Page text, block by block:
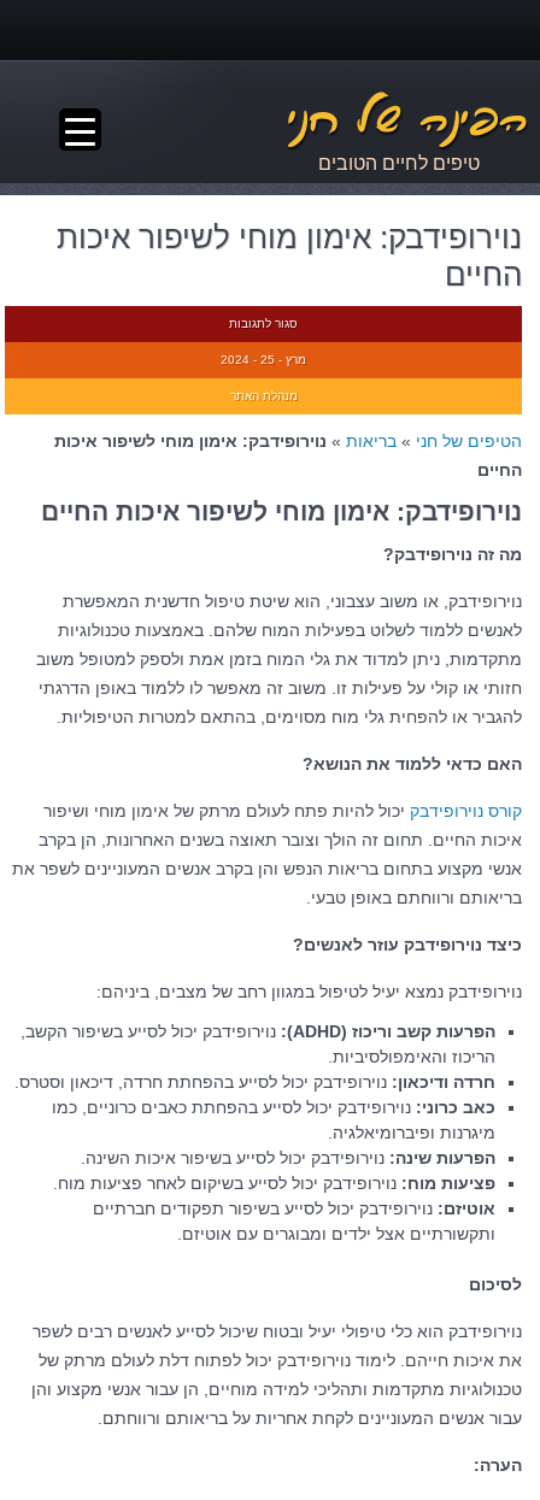
טיפים לחיים הטובים
נוירופידבק: אימון מוחי לשיפור איכות
החיים
סגור לתגובות
מרץ - 25 - 2024
מנהלת האתר
הטיפים של חני » בריאות » נוירופידבק: אימון מוחי לשיפור איכות
החיים
נוירופידבק: אימון מוחי לשיפור איכות החיים
מה זה נוירופידבק?
נוירופידבק, או משוב עצבוני, הוא שיטת טיפול חדשנית המאפשרת
לאנשים ללמוד לשלוט בפעילות המוח שלהם. באמצעות טכנולוגיות
מתקדמות, ניתן למדוד את גלי המוח בזמן אמת ולספק למטופל משוב
חזותי או קולי על פעילות זו. משוב זה מאפשר לו ללמוד באופן הדרגתי
להגביר או להפחית גלי מוח מסוימים, בהתאם למטרות הטיפוליות.
האם כדאי ללמוד את הנושא?
קורס נוירופידבק יכול להיות פתח לעולם מרתק של אימון מוחי ושיפור
איכות החיים. תחום זה הולך וצובר תאוצה בשנים האחרונות, הן בקרב
אנשי מקצוע בתחום בריאות הנפש והן בקרב אנשים המעוניינים לשפר את
בריאותם ורווחתם באופן טבעי.
כיצד נוירופידבק עוזר לאנשים?
נוירופידבק נמצא יעיל לטיפול במגוון רחב של מצבים, ביניהם:
הפרעות קשב וריכוז (ADHD):
נוירופידבק יכול לסייע בשיפור הקשב,
הריכוז והאימפולסיביות.
חרדה ודיכאון: נוירופידבק יכול לסייע בהפחתת חרדה, דיכאון וסטרס.
כאב כרוני: נוירופידבק יכול לסייע בהפחתת כאבים כרוניים, כמו
מיגרנות ופיברומיאלגיה.
הפרעות שינה: נוירופידבק יכול לסייע בשיפור איכות השינה.
פציעות מוח: נוירופידבק יכול לסייע בשיקום לאחר פציעות מוח.
אוטיזם: נוירופידבק יכול לסייע בשיפור תפקודים חברתיים
ותקשורתיים אצל ילדים ומבוגרים עם אוטיזם.
לסיכום
נוירופידבק הוא כלי טיפולי יעיל ובטוח שיכול לסייע לאנשים רבים לשפר
את איכות חייהם. לימוד נוירופידבק יכול לפתוח דלת לעולם מרתק של
טכנולוגיות מתקדמות ותהליכי למידה מוחיים, הן עבור אנשי מקצוע והן
עבור אנשים המעוניינים לקחת אחריות על בריאותם ורווחתם.
הערה: